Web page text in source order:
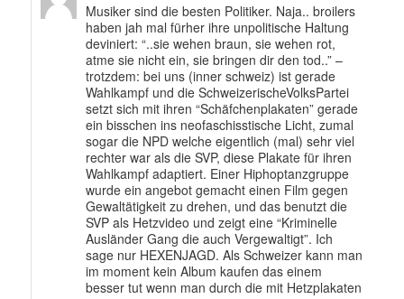
Musiker sind die besten Politiker. Naja.. broilers
haben jah mal fürher ihre unpolitische Haltung
deviniert: “..sie wehen braun, sie wehen rot,
atme sie nicht ein, sie bringen dir den tod..” –
trotzdem: bei uns (inner schweiz) ist gerade
Wahlkampf und die SchweizerischeVolksPartei
setzt sich mit ihren “Schäfchenplakaten” gerade
ein bisschen ins neofaschisstische Licht, zumal
sogar die NPD welche eigentlich (mal) sehr viel
rechter war als die SVP, diese Plakate für ihren
Wahlkampf adaptiert. Einer Hiphoptanzgruppe
wurde ein angebot gemacht einen Film gegen
Gewaltätigkeit zu drehen, und das benutzt die
SVP als Hetzvideo und zeigt eine “Kriminelle
Ausländer Gang die auch Vergewaltigt”. Ich
sage nur HEXENJAGD. Als Schweizer kann man
im moment kein Album kaufen das einem
besser tut wenn man durch die mit Hetzplakaten